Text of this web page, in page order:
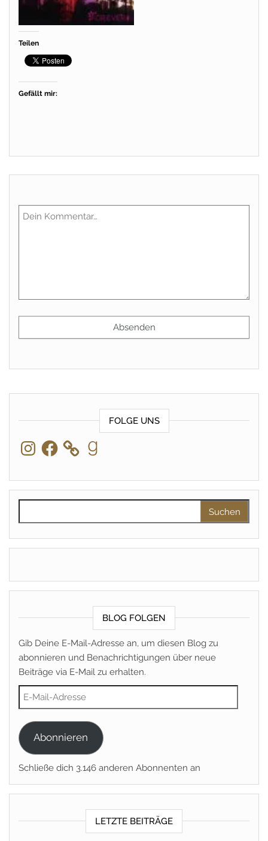
Teilen
Gefällt mir:
FOLGE UNS
InstagramFacebook Goodreads
BLOG FOLGEN
Gib Deine E-Mail-Adresse an, um diesen Blog zu
abonnieren und Benachrichtigungen über neue
Beiträge via E-Mail zu erhalten.
E-Mail-Adresse
Abonnieren
Schließe dich 3.146 anderen Abonnenten an
LETZTE BEITRÄGE